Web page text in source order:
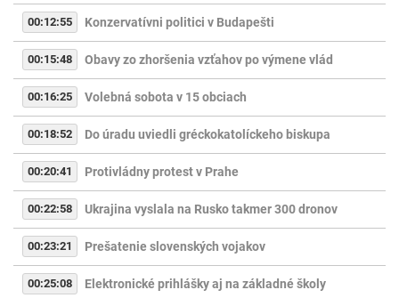
00:12:55 Konzervatívni politici v Budapešti
00:15:48 Obavy zo zhoršenia vzťahov po výmene vlád
00:16:25 Volebná sobota v 15 obciach
00:18:52 Do úradu uviedli gréckokatolíckeho biskupa
00:20:41 Protivládny protest v Prahe
00:22:58 Ukrajina vyslala na Rusko takmer 300 dronov
00:23:21 Prešatenie slovenských vojakov
00:25:08 Elektronické prihlášky aj na základné školy